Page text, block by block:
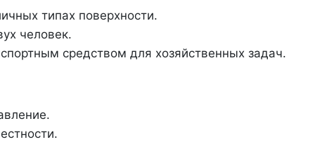
типах поверхности.
человек.
средством для хозяйственных задач.